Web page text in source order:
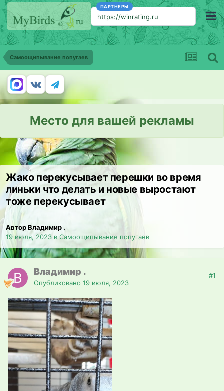
ПАРТНЕРЫ
https://winrating.ru
Самоощипывание попугаев
Место для вашей рекламы
Жако перекусывает перешки во время
линьки что делать и новые выростают
тоже перекусывает
Автор Владимир .
19 июля, 2023 в Самоощипывание попугаев
Владимир .
Опубликовано 19 июля, 2023
#1